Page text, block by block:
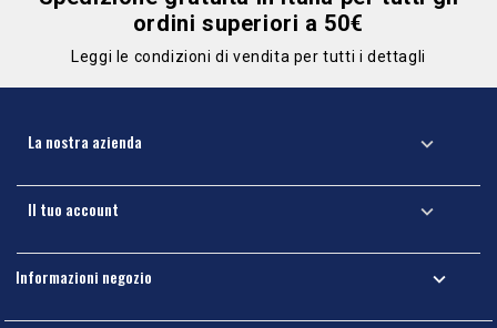
ordini superiori a 50€
Leggi le condizioni di vendita per tutti i dettagli
La nostra azienda 
Il tuo account 
Informazioni negozio 